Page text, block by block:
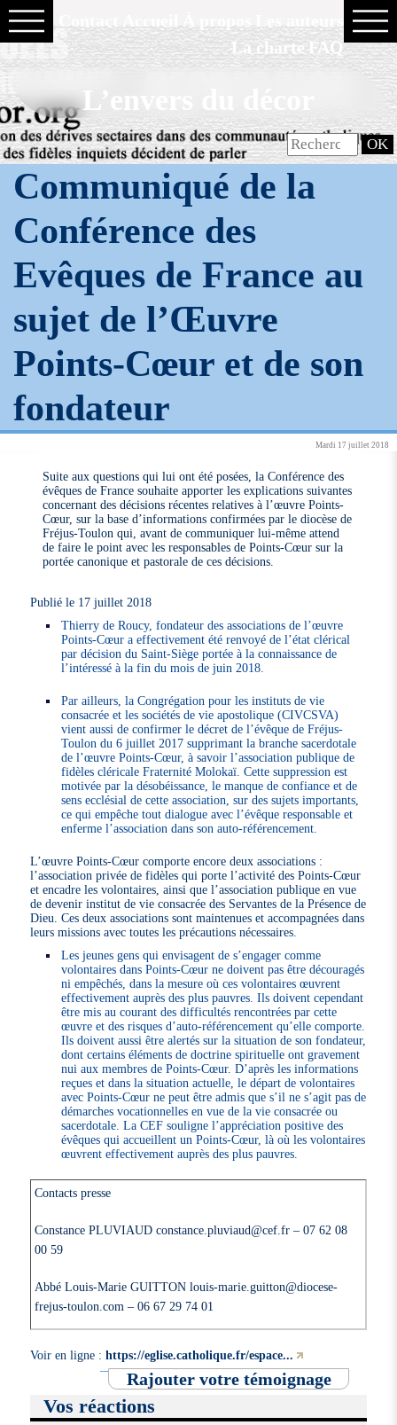
La charte FAQ
L’envers du décor
Communiqué de la
Conférence des
Evêques de France au
sujet de l’Œuvre
Points-Cœur et de son
fondateur
Mardi 17 juillet 2018
Suite aux questions qui lui ont été posées, la Conférence des
évêques de France souhaite apporter les explications suivantes
concernant des décisions récentes relatives à l’œuvre Points-
Cœur, sur la base d’informations confirmées par le diocèse de
Fréjus-Toulon qui, avant de communiquer lui-même attend
de faire le point avec les responsables de Points-Cœur sur la
portée canonique et pastorale de ces décisions.
Publié le 17 juillet 2018
Thierry de Roucy, fondateur des associations de l’œuvre
Points-Cœur a effectivement été renvoyé de l’état clérical
par décision du Saint-Siège portée à la connaissance de
l’intéressé à la fin du mois de juin 2018.
Par ailleurs, la Congrégation pour les instituts de vie
consacrée et les sociétés de vie apostolique (CIVCSVA)
vient aussi de confirmer le décret de l’évêque de Fréjus-
Toulon du 6 juillet 2017 supprimant la branche sacerdotale
de l’œuvre Points-Cœur, à savoir l’association publique de
fidèles cléricale Fraternité Molokaï. Cette suppression est
motivée par la désobéissance, le manque de confiance et de
sens ecclésial de cette association, sur des sujets importants,
ce qui empêche tout dialogue avec l’évêque responsable et
enferme l’association dans son auto-référencement.
L’œuvre Points-Cœur comporte encore deux associations :
l’association privée de fidèles qui porte l’activité des Points-Cœur
et encadre les volontaires, ainsi que l’association publique en vue
de devenir institut de vie consacrée des Servantes de la Présence de
Dieu. Ces deux associations sont maintenues et accompagnées dans
leurs missions avec toutes les précautions nécessaires.
Les jeunes gens qui envisagent de s’engager comme
volontaires dans Points-Cœur ne doivent pas être découragés
ni empêchés, dans la mesure où ces volontaires œuvrent
effectivement auprès des plus pauvres. Ils doivent cependant
être mis au courant des difficultés rencontrées par cette
œuvre et des risques d’auto-référencement qu’elle comporte.
Ils doivent aussi être alertés sur la situation de son fondateur,
dont certains éléments de doctrine spirituelle ont gravement
nui aux membres de Points-Cœur. D’après les informations
reçues et dans la situation actuelle, le départ de volontaires
avec Points-Cœur ne peut être admis que s’il ne s’agit pas de
démarches vocationnelles en vue de la vie consacrée ou
sacerdotale. La CEF souligne l’appréciation positive des
évêques qui accueillent un Points-Cœur, là où les volontaires
œuvrent effectivement auprès des plus pauvres.
Contacts presse
Constance PLUVIAUD constance.pluviaud@cef.fr – 07 62 08
00 59
Abbé Louis-Marie GUITTON louis-marie.guitton@diocese-
frejus-toulon.com – 06 67 29 74 01
Voir en ligne :https://eglise.catholique.fr/espace...
Rajouter votre témoignage
Vos réactions